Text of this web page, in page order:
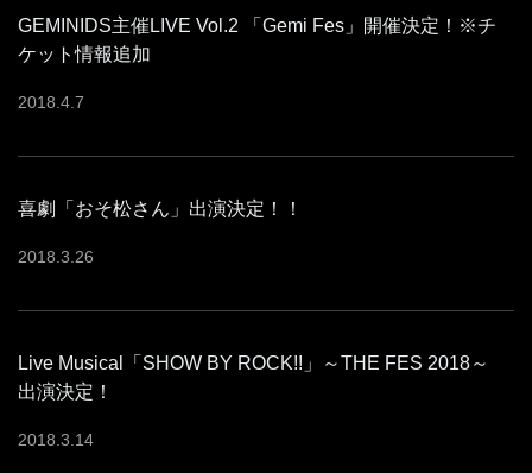
GEMINIDS主催LIVE Vol.2 「Gemi Fes」開催決定！※チ
ケット情報追加
2018 4 7
喜劇「おそ松さん」出演決定！！
2018 3 26
Live Musical「SHOW BY ROCK!!」～THE FES 2018～
出演決定！
2018 3 14